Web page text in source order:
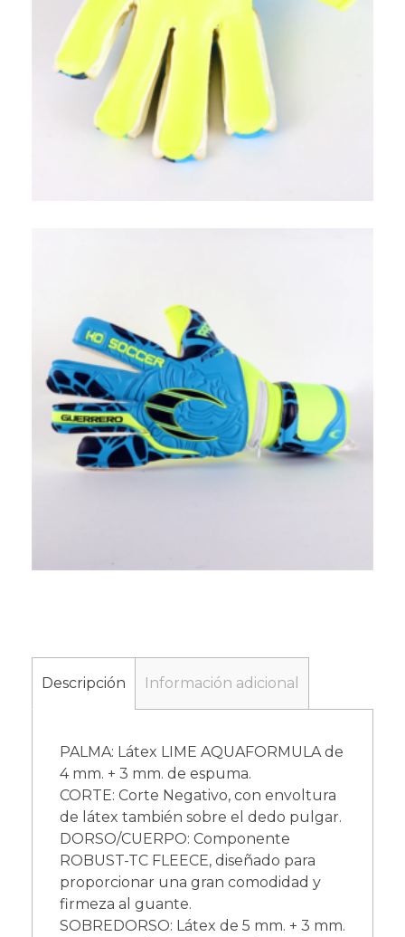
Descripción Información adicional
PALMA: Látex LIME AQUAFORMULA de
4 mm. + 3 mm. de espuma.
CORTE: Corte Negativo, con envoltura
de látex también sobre el dedo pulgar.
DORSO/CUERPO: Componente
ROBUST-TC FLEECE, diseñado para
proporcionar una gran comodidad y
firmeza al guante.
SOBREDORSO: Látex de 5 mm. + 3 mm.